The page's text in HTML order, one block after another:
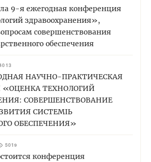
9-я ежегодная конференция
здравоохранения»,
совершенствования
обеспечения
НАУЧНО-ПРАКТИЧЕСКАЯ
ТЕХНОЛОГИЙ
СОВЕРШЕНСТВОВАНИЕ
СИСТЕМЫ
ОБЕСПЕЧЕНИЯ»
5019
конференция